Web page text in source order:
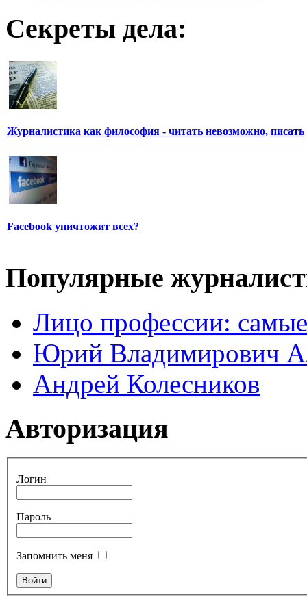
Секреты дела:
Журналистика как философия - читать невозможно, писать
Facebook уничтожит всех?
Популярные
Лицо профессии:
Юрий Владимирович
Андрей Колесников
Авторизация
Логин
Пароль
Запомнить меня